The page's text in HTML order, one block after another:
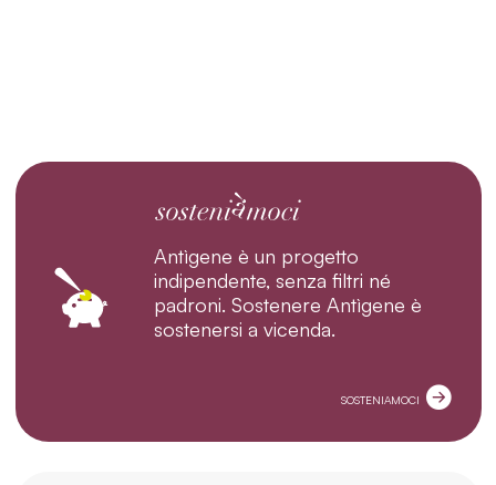
Antìgene è un progetto
indipendente, senza filtri né
padroni. Sostenere Antìgene è
sostenersi a vicenda.
SOSTENIAMOCI